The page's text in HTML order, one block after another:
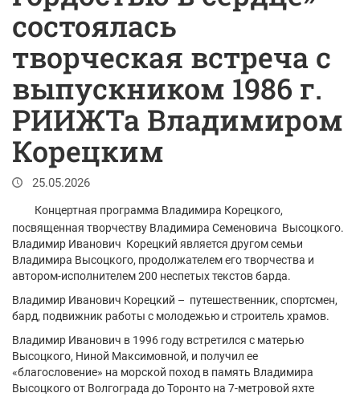
состоялась
творческая встреча с
выпускником 1986 г.
РИИЖТа Владимиром
Корецким
25.05.2026
Концертная программа Владимира Корецкого,
посвященная творчеству Владимира Семеновича Высоцкого.
Владимир Иванович Корецкий является другом семьи
Владимира Высоцкого, продолжателем его творчества и
автором-исполнителем 200 неспетых текстов барда.
Владимир Иванович Корецкий – путешественник, спортсмен,
бард, подвижник работы с молодежью и строитель храмов.
Владимир Иванович в 1996 году встретился с матерью
Высоцкого, Ниной Максимовной, и получил ее
«благословение» на морской поход в память Владимира
Высоцкого от Волгограда до Торонто на 7-метровой яхте